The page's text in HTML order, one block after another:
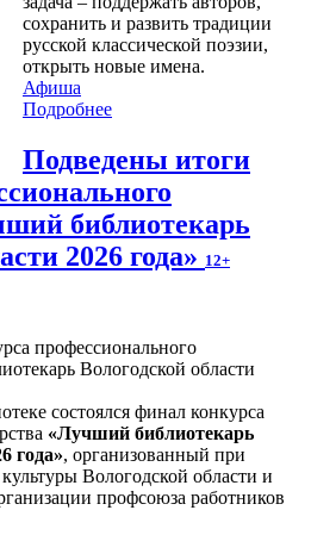
сохранить и развить традиции
русской классической поэзии,
открыть новые имена.
Афиша
Подробнее
Подведены итоги
библиотекарь
2026 года» 12+
состоялся финал конкурса
«Лучший библиотекарь
года», организованный при
Вологодской области и
профсоюза работников